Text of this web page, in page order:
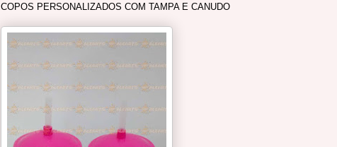
COPOS PERSONALIZADOS COM TAMPA E CANUDO